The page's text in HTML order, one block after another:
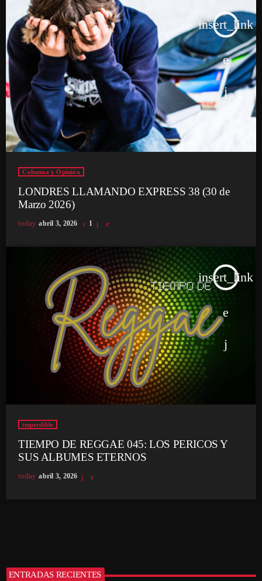
insert_link
Columna y Opinión
LONDRES LLAMANDO EXPRESS 38 (30 de
Marzo 2026)
today abril 3, 2026 1
insert_link
imperdible
TIEMPO DE REGGAE 045: LOS PERICOS Y
SUS ALBUMES ETERNOS
today abril 3, 2026
ENTRADAS RECIENTES